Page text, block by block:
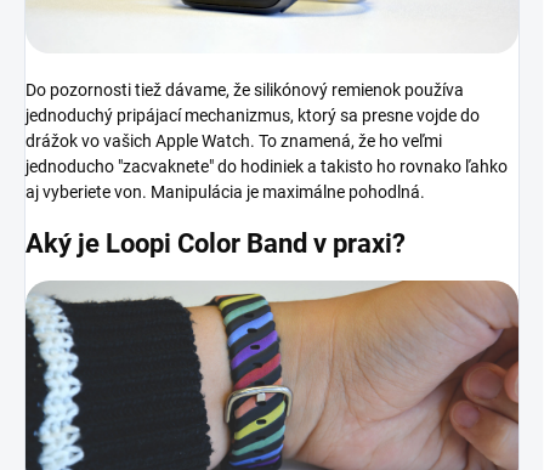
Do pozornosti tiež dávame, že silikónový remienok používa
jednoduchý pripájací mechanizmus, ktorý sa presne vojde do
drážok vo vašich Apple Watch. To znamená, že ho veľmi
jednoducho "zacvaknete" do hodiniek a takisto ho rovnako ľahko
aj vyberiete von. Manipulácia je maximálne pohodlná.
Aký je Loopi Color Band v praxi?